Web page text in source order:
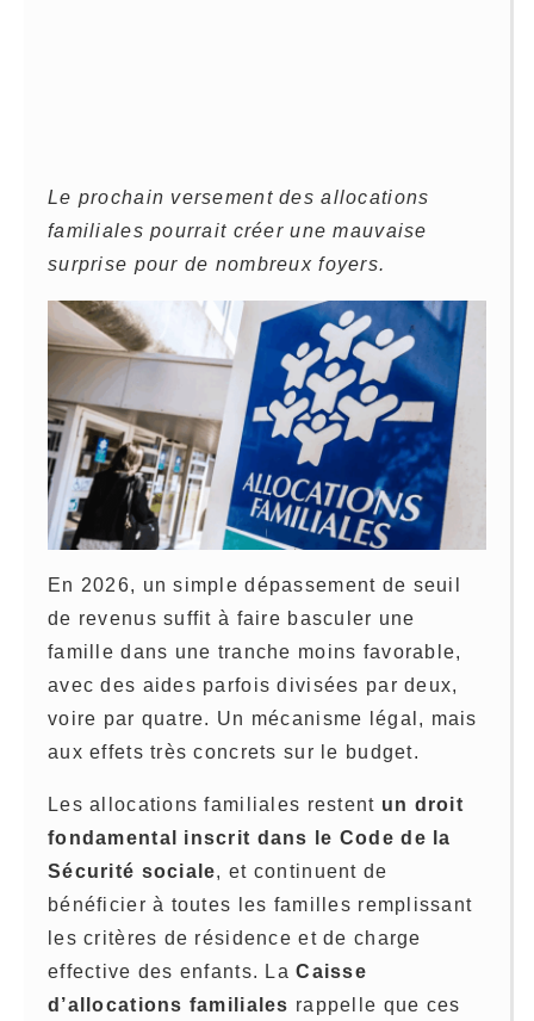
Le prochain versement des allocations
familiales pourrait créer une mauvaise
surprise pour de nombreux foyers.
En 2026, un simple dépassement de seuil
de revenus suffit à faire basculer une
famille dans une tranche moins favorable,
avec des aides parfois divisées par deux,
voire par quatre. Un mécanisme légal, mais
aux effets très concrets sur le budget.
Les allocations familiales restent un droit
fondamental inscrit dans le Code de la
Sécurité sociale, et continuent de
bénéficier à toutes les familles remplissant
les critères de résidence et de charge
effective des enfants. LaCaisse
d’allocations familiales rappelle que ces